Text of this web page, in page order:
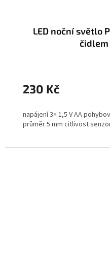
LED noční světlo
čidlem
230 Kč
napájení 3× 1,5 V AA
průměr 5 mm citlivost